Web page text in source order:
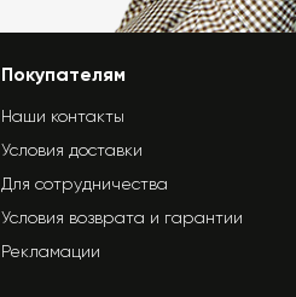
Покупателям
Наши контакты
Условия доставки
Для сотрудничества
Условия возврата и гарантии
Рекламации